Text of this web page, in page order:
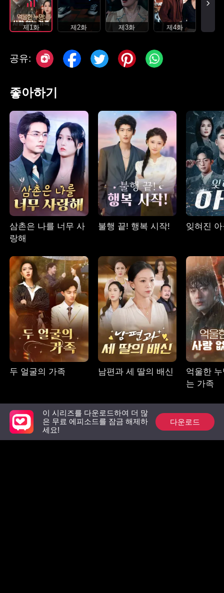
제1화 제2화 제3화 제4화
공유:
좋아하기
삼촌은 나를 너무 사
랑해
두 얼굴의 가족
불행 끝! 행복 시작!
남편과 세 딸의 배신
잊혀진
억울한
는 가족
추천 리스트
이 시리즈를 다운로드하여 더 많
은 무료 에피소드를 잠금 해제하
세요!
다운로드